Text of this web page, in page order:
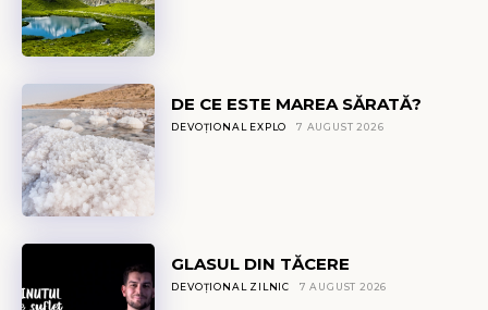
DE CE ESTE MAREA SĂRATĂ?
DEVOȚIONAL EXPLO 7 AUGUST 2026
GLASUL DIN TĂCERE
DEVOȚIONAL ZILNIC 7 AUGUST 2026